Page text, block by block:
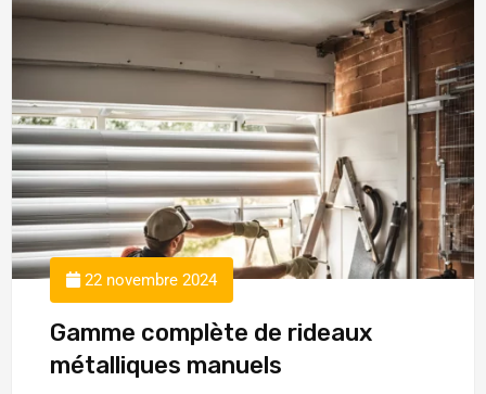
22 novembre 2024
Gamme complète de rideaux
métalliques manuels